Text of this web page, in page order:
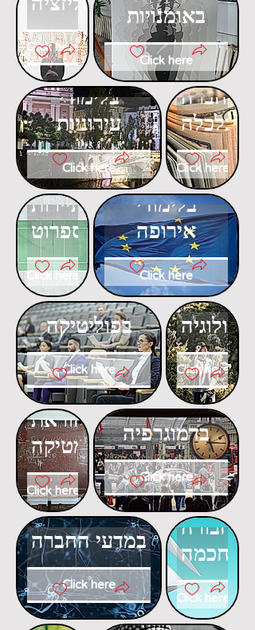
Click here
באומנויות
Click here
דוקטורט
בלימודי
עירוניות
Click here
דוקטורט
בחברה
וכלכלה
Click here
דוקטורט
בתיירות
ספרוט
Click here
דוקטורט
בלימודי
אירופה
Click here
דוקטורט
בפוליטיקה
Click here
דוקטורט
באקולוגיה
Click here
דוקטורט
בהוראת
המתמטיקה
Click here
דוקטורט
בדמוגרפיה
Click here
דוקטורט
במדעי החברה
Click here
דוקטורט
בתחבורה
חכמה
Click here
דוקטורט
דוקטורט